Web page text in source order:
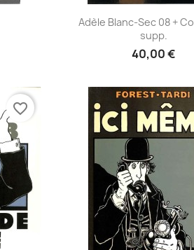
Aperçu
Adèle Blanc-Sec 08 +
supp.
40,00 €
favorite_border